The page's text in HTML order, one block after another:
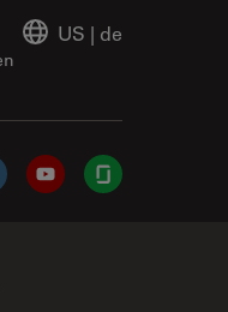
US | de
YouTubeGlassdoor